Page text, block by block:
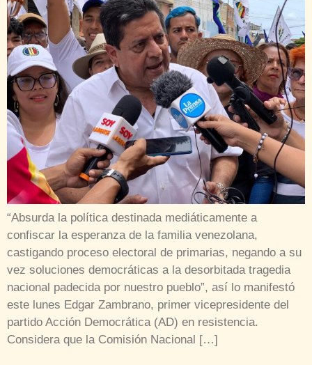
“Absurda la política destinada mediáticamente a
confiscar la esperanza de la familia venezolana,
castigando proceso electoral de primarias, negando a su
vez soluciones democráticas a la desorbitada tragedia
nacional padecida por nuestro pueblo”, así lo manifestó
este lunes Edgar Zambrano, primer vicepresidente del
partido Acción Democrática (AD) en resistencia.
Considera que la Comisión Nacional […]